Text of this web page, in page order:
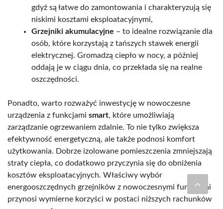
gdyż są łatwe do zamontowania i charakteryzują się
niskimi kosztami eksploatacyjnymi,
Grzejniki akumulacyjne – to idealne rozwiązanie dla
osób, które korzystają z tańszych stawek energii
elektrycznej. Gromadzą ciepło w nocy, a później
oddają je w ciągu dnia, co przekłada się na realne
oszczędności.
Ponadto, warto rozważyć inwestycję w nowoczesne
urządzenia z funkcjami smart, które umożliwiają
zarządzanie ogrzewaniem zdalnie. To nie tylko zwiększa
efektywność energetyczną, ale także podnosi komfort
użytkowania. Dobrze izolowane pomieszczenia zmniejszają
straty ciepła, co dodatkowo przyczynia się do obniżenia
kosztów eksploatacyjnych. Właściwy wybór
energooszczędnych grzejników z nowoczesnymi funkcjami
przynosi wymierne korzyści w postaci niższych rachunków